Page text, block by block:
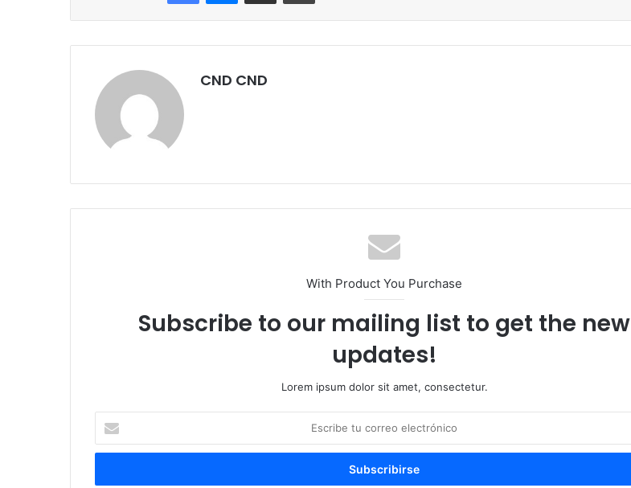
CND CND
With Product You Purchase
Subscribe to our mailing list to get the new
updates!
Lorem ipsum dolor sit amet, consectetur.
correo